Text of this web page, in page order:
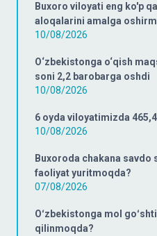
Buxoro viloyati eng ko'p
aloqalarini amalga
10/08/2026
O‘zbekistonga o‘qish
soni 2,2 barobarga oshdi
10/08/2026
6 oyda viloyatimizda
10/08/2026
Buxoroda chakana savdo
faoliyat yuritmoqda?
07/08/2026
Oʻzbekistonga mol
qilinmoqda?